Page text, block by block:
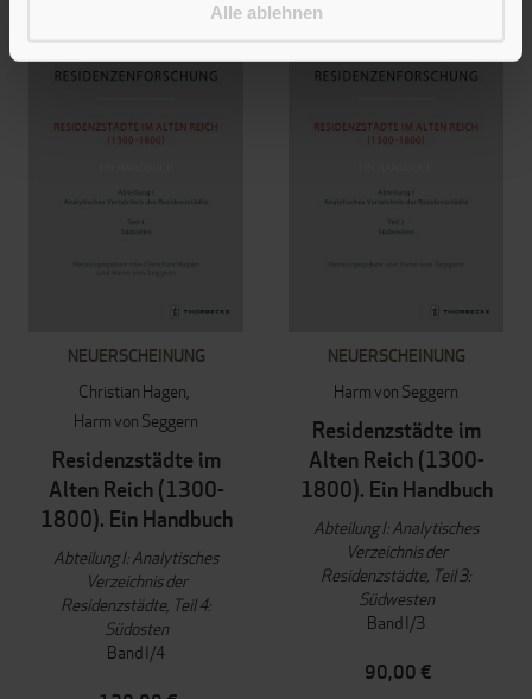
Alle ablehnen
NEUERSCHEINUNG
Christian Hagen
Harm von Seggern
Residenzstädte im
Alten Reich (1300-
1800). Ein Handbuch
Abteilung I: Analytisches
Verzeichnis der
Residenzstädte, Teil 4:
Südosten
Band I/4
NEUERSCHEINUNG
Harm von Seggern
Residenzstädte im
Alten Reich (1300-
1800). Ein Handbuch
Abteilung I: Analytisches
Verzeichnis der
Residenzstädte, Teil 3:
Südwesten
Band I/3
90,00 €